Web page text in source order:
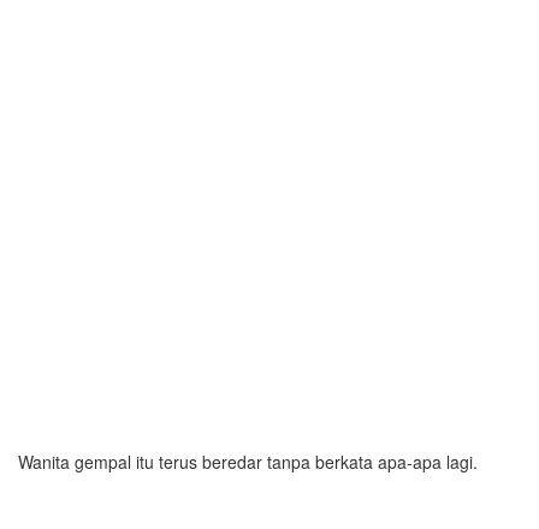
Wanita gempal itu terus beredar tanpa berkata apa-apa lagi.